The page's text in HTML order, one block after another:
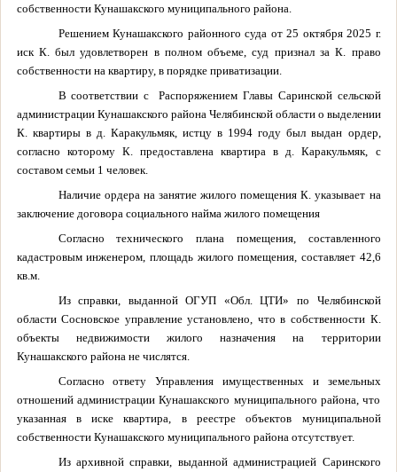
собственности Кунашакского муниципального района.
Решением Кунашакского районного суда от 25 октября 2025 г.
иск К. был удовлетворен в полном объеме, суд признал за К. право
собственности на квартиру, в порядке приватизации.
В соответствии с Распоряжением Главы Саринской сельской
администрации Кунашакского района Челябинской области о выделении
К. квартиры в д. Каракульмяк, истцу в 1994 году был выдан ордер,
согласно которому К. предоставлена квартира в д. Каракульмяк, с
составом семьи 1 человек.
Наличие ордера на занятие жилого помещения К. указывает на
заключение договора социального найма жилого помещения
Согласно технического плана помещения, составленного
кадастровым инженером, площадь жилого помещения, составляет 42,6
кв.м.
Из справки, выданной ОГУП «Обл. ЦТИ» по Челябинской
области Сосновское управление установлено, что в собственности К.
объекты недвижимости жилого назначения на территории
Кунашакского района не числятся.
Согласно ответу Управления имущественных и земельных
отношений администрации Кунашакского муниципального района, что
указанная в иске квартира, в реестре объектов муниципальной
собственности Кунашакского муниципального района отсутствует.
Из архивной справки, выданной администрацией Саринского